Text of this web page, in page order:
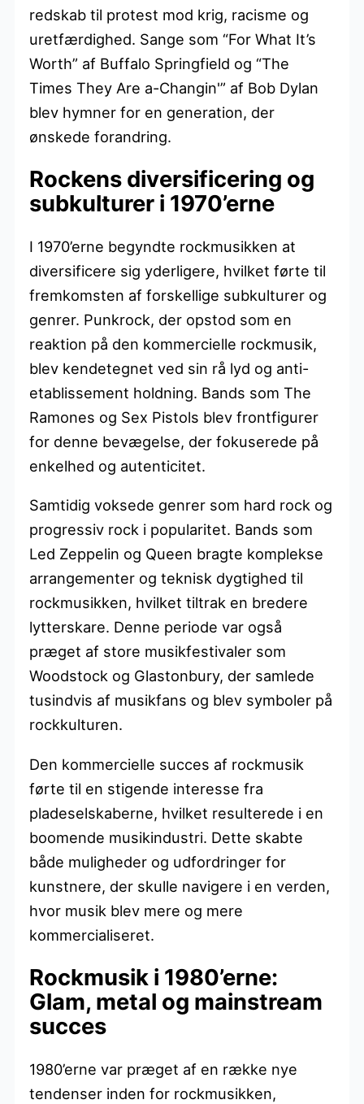
redskab til protest mod krig, racisme og
uretfærdighed. Sange som “For What It’s
Worth” af Buffalo Springfield og “The
Times They Are a-Changin'” af Bob Dylan
blev hymner for en generation, der
ønskede forandring.
Rockens diversificering og
subkulturer i 1970’erne
I 1970’erne begyndte rockmusikken at
diversificere sig yderligere, hvilket førte til
fremkomsten af forskellige subkulturer og
genrer. Punkrock, der opstod som en
reaktion på den kommercielle rockmusik,
blev kendetegnet ved sin rå lyd og anti-
etablissement holdning. Bands som The
Ramones og Sex Pistols blev frontfigurer
for denne bevægelse, der fokuserede på
enkelhed og autenticitet.
Samtidig voksede genrer som hard rock og
progressiv rock i popularitet. Bands som
Led Zeppelin og Queen bragte komplekse
arrangementer og teknisk dygtighed til
rockmusikken, hvilket tiltrak en bredere
lytterskare. Denne periode var også
præget af store musikfestivaler som
Woodstock og Glastonbury, der samlede
tusindvis af musikfans og blev symboler på
rockkulturen.
Den kommercielle succes af rockmusik
førte til en stigende interesse fra
pladeselskaberne, hvilket resulterede i en
boomende musikindustri. Dette skabte
både muligheder og udfordringer for
kunstnere, der skulle navigere i en verden,
hvor musik blev mere og mere
kommercialiseret.
Rockmusik i 1980’erne:
Glam, metal og mainstream
succes
1980’erne var præget af en række nye
tendenser inden for rockmusikken,